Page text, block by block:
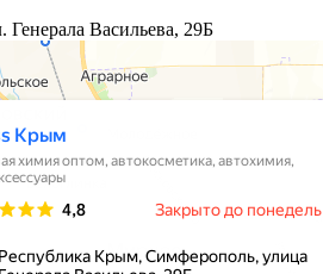
Генерала Васильева, 29Б